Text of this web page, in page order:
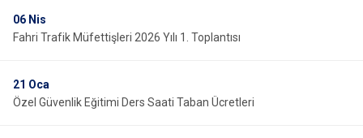
06 Nis
Fahri Trafik Müfettişleri 2026 Yılı 1. Toplantısı
21 Oca
Özel Güvenlik Eğitimi Ders Saati Taban Ücretleri